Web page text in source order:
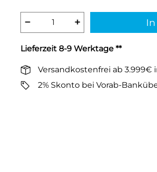
− +
Lieferzeit 8-9 Werktage **
Versandkostenfrei ab 3.999€
2% Skonto bei Vorab-